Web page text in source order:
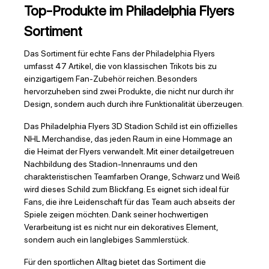
Top-Produkte im Philadelphia Flyers
Sortiment
Das Sortiment für echte Fans der Philadelphia Flyers
umfasst 47 Artikel, die von klassischen Trikots bis zu
einzigartigem Fan-Zubehör reichen. Besonders
hervorzuheben sind zwei Produkte, die nicht nur durch ihr
Design, sondern auch durch ihre Funktionalität überzeugen.
Das Philadelphia Flyers 3D Stadion Schild ist ein offizielles
NHL Merchandise, das jeden Raum in eine Hommage an
die Heimat der Flyers verwandelt. Mit einer detailgetreuen
Nachbildung des Stadion-Innenraums und den
charakteristischen Teamfarben Orange, Schwarz und Weiß
wird dieses Schild zum Blickfang. Es eignet sich ideal für
Fans, die ihre Leidenschaft für das Team auch abseits der
Spiele zeigen möchten. Dank seiner hochwertigen
Verarbeitung ist es nicht nur ein dekoratives Element,
sondern auch ein langlebiges Sammlerstück.
Für den sportlichen Alltag bietet das Sortiment die